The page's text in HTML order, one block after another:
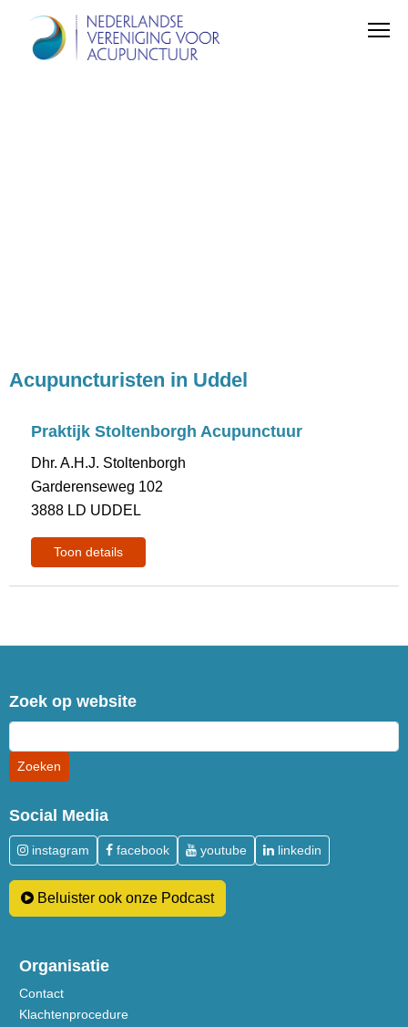
Acupuncturisten in Uddel
Praktijk Stoltenborgh Acupunctuur
Dhr. A.H.J. Stoltenborgh
Garderenseweg 102
3888 LD UDDEL
Toon details
Zoek op website
Social Media
instagram facebook youtube linkedin
Beluister ook onze Podcast
Organisatie
Contact
Klachtenprocedure